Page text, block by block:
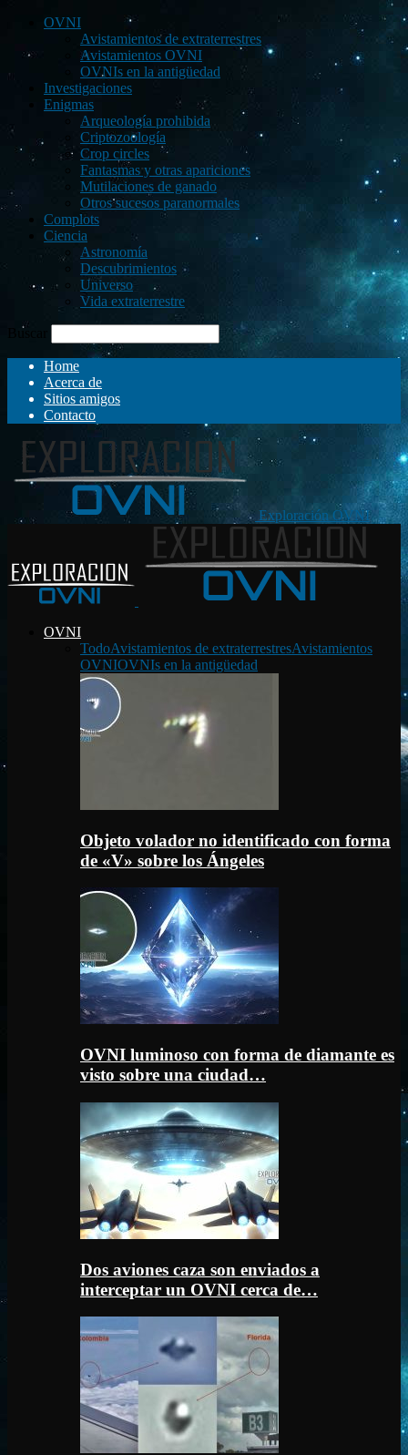
OVNI
Avistamientos de extraterrestres
Avistamientos OVNI
OVNIs en la antigüedad
Investigaciones
Enigmas
Arqueología prohibida
Criptozoología
Crop circles
Fantasmas y otras apariciones
Mutilaciones de ganado
Otros sucesos paranormales
Complots
Ciencia
Astronomía
Descubrimientos
Universo
Vida extraterrestre
Buscar
Home
Acerca de
Sitios amigos
Contacto
Exploración OVNI
OVNI
TodoAvistamientos de extraterrestresAvistamientos
OVNIOVNIs en la antigüedad
Objeto volador no identificado con forma
de «V» sobre los Ángeles
OVNI luminoso con forma de diamante es
visto sobre una ciudad…
Dos aviones caza son enviados a
interceptar un OVNI cerca de…